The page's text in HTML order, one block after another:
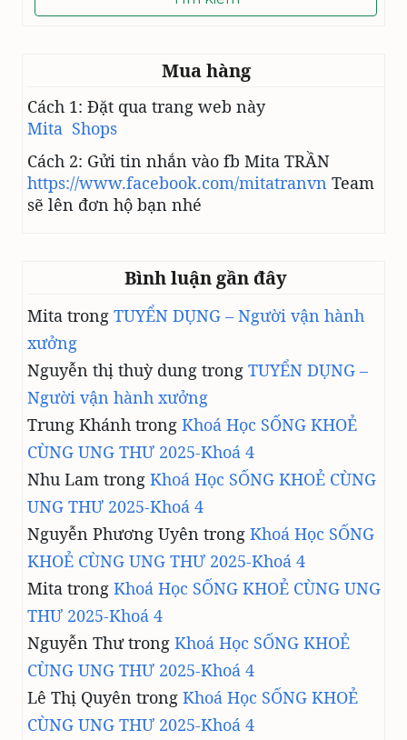
Mua hàng
Cách 1: Đặt qua trang web này
Mita Shops
Cách 2: Gửi tin nhắn vào fb Mita TRẦN
https://www.facebook.com/mitatranvn Team
sẽ lên đơn hộ bạn nhé
Bình luận gần đây
Mita trong TUYỂN DỤNG – Người vận hành
xưởng
Nguyễn thị thuỳ dung trong TUYỂN DỤNG –
Người vận hành xưởng
Trung Khánh trong Khoá Học SỐNG KHOẺ
CÙNG UNG THƯ 2025-Khoá 4
Nhu Lam trong Khoá Học SỐNG KHOẺ CÙNG
UNG THƯ 2025-Khoá 4
Nguyễn Phương Uyên trong Khoá Học SỐNG
KHOẺ CÙNG UNG THƯ 2025-Khoá 4
Mita trong Khoá Học SỐNG KHOẺ CÙNG UNG
THƯ 2025-Khoá 4
Nguyễn Thưtrong Khoá Học SỐNG KHOẺ
CÙNG UNG THƯ 2025-Khoá 4
Lê Thị Quyên trong Khoá Học SỐNG KHOẺ
CÙNG UNG THƯ 2025-Khoá 4